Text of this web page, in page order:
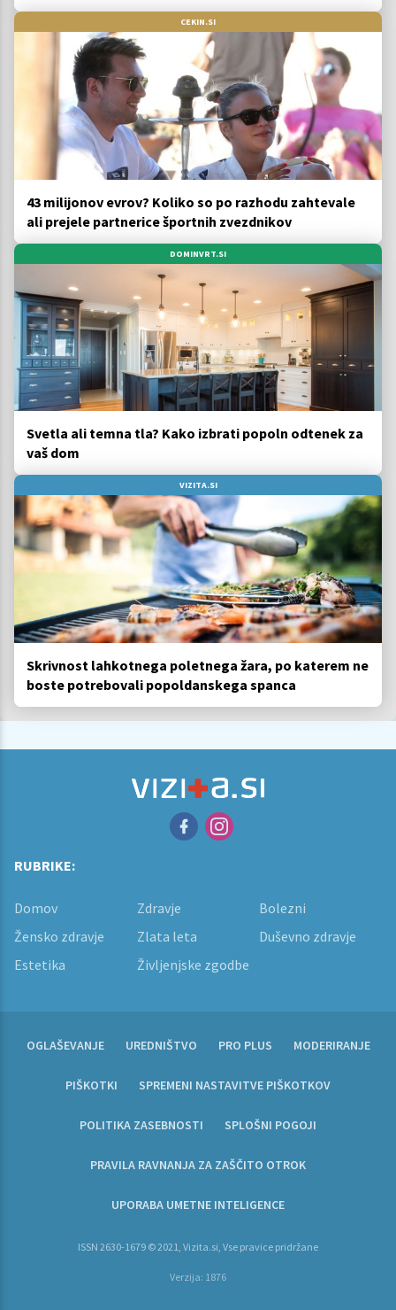
CEKIN.SI
43 milijonov evrov? Koliko so po razhodu zahtevale
ali prejele partnerice športnih zvezdnikov
DOMINVRT.SI
Svetla ali temna tla? Kako izbrati popoln odtenek za
vaš dom
VIZITA.SI
Skrivnost lahkotnega poletnega žara, po katerem ne
boste potrebovali popoldanskega spanca
RUBRIKE:
Domov Zdravje
Bolezni
Žensko zdravje
Zlata leta
Duševno zdravje
Estetika
Življenjske zgodbe
OGLAŠEVANJE UREDNIŠTVO PRO PLUS MODERIRANJE
PIŠKOTKI SPREMENI NASTAVITVE PIŠKOTKOV
POLITIKA ZASEBNOSTI SPLOŠNI POGOJI
PRAVILA RAVNANJA ZA ZAŠČITO OTROK
UPORABA UMETNE INTELIGENCE
ISSN 2630-1679 © 2021, Vizita.si, Vse pravice pridržane
Verzija: 1876